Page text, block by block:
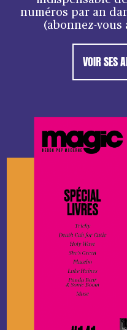
numéros par an
(abonnez-vous
VOIR SES